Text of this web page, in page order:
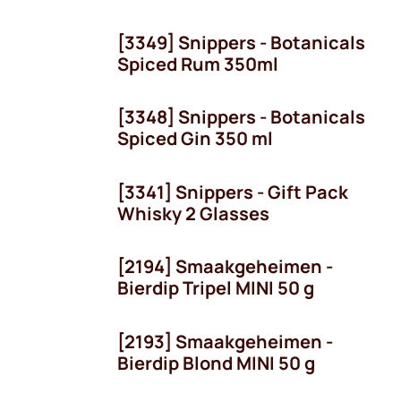
[3349] Snippers - Botanicals
Spiced Rum 350ml
[3348] Snippers - Botanicals
Spiced Gin 350 ml
[3341] Snippers - Gift Pack
Whisky 2 Glasses
[2194] Smaakgeheimen -
Bierdip Tripel MINI 50 g
[2193] Smaakgeheimen -
Bierdip Blond MINI 50 g